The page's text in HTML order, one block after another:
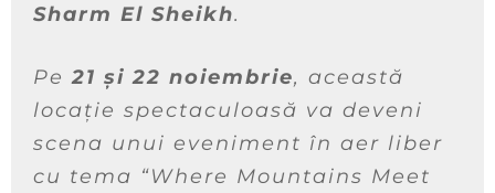
Sharm El Sheikh.
Pe21 și 22 noiembrie, această
locație spectaculoasă va deveni
scena unui eveniment în aer liber
cu tema “Where Mountains Meet